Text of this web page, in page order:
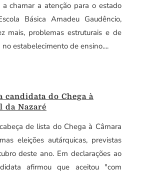
a chamar a atenção para o estado
Básica Amadeu Gaudêncio,
mais, problemas estruturais e de
estabelecimento de ensino....
candidata do Chega à
da Nazaré
de lista do Chega à Câmara
eleições autárquicas, previstas
deste ano. Em declarações ao
afirmou que aceitou "com